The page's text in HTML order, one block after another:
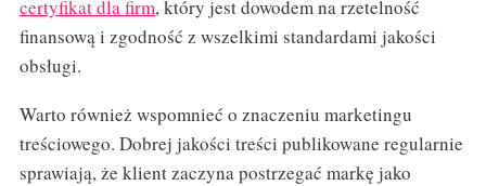
certyfikat dla firm, który jest dowodem na rzetelność
finansową i zgodność z wszelkimi standardami jakości
obsługi.
Warto również wspomnieć o znaczeniu marketingu
treściowego. Dobrej jakości treści publikowane regularnie
sprawiają, że klient zaczyna postrzegać markę jako